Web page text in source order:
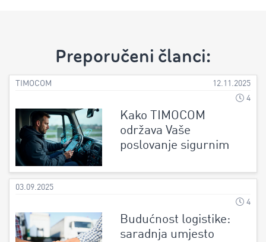
Preporučeni članci:
TIMOCOM
12.11.2025
4
Kako TIMOCOM
održava Vaše
poslovanje sigurnim
03.09.2025
4
Budućnost logistike:
saradnja umjesto